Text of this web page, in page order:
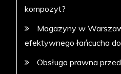
kompozyt?
Magazyny w
efektywnego łańcucha
Obsługa prawna